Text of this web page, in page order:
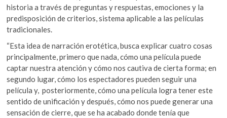
historia a través de preguntas y respuestas, emociones y la
predisposición de criterios, sistema aplicable a las películas
tradicionales.
“Esta idea de narración erotética, busca explicar cuatro cosas
principalmente, primero que nada, cómo una película puede
captar nuestra atención y cómo nos cautiva de cierta forma; en
segundo lugar, cómo los espectadores pueden seguir una
película y, posteriormente, cómo una película logra tener este
sentido de unificación y después, cómo nos puede generar una
sensación de cierre, que se ha acabado donde tenía que